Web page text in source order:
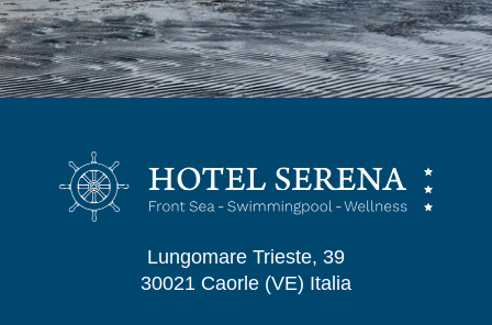
Lungomare Trieste, 39
30021 Caorle (VE) Italia